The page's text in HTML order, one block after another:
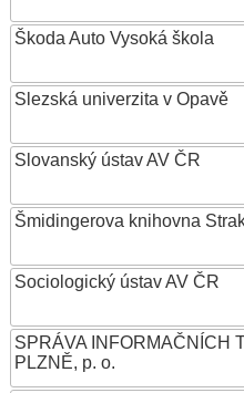
Škoda Auto Vysoká škola
Slezská univerzita v Opavě
Slovanský ústav AV ČR
Šmidingerova knihovna
Sociologický ústav AV ČR
SPRÁVA INFORMAČNÍCH
PLZNĚ, p. o.